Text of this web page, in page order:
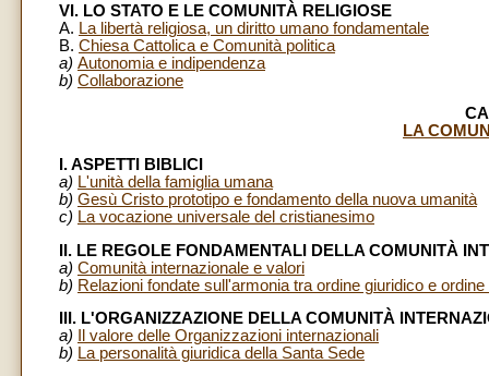
VI. LO STATO E LE COMUNITÀ RELIGIOSE
A. La libertà religiosa, un diritto umano fondamentale
B. Chiesa Cattolica e Comunità politica
a) Autonomia e indipendenza
b) Collaborazione
LA
I. ASPETTI BIBLICI
a) L'unità della famiglia umana
b) Gesù Cristo prototipo e fondamento della nuova umanità
c) La vocazione universale del cristianesimo
II. LE REGOLE FONDAMENTALI DELLA COMUNITÀ
a) Comunità internazionale e valori
b) Relazioni fondate sull'armonia tra ordine giuridico e
III. L'ORGANIZZAZIONE DELLA COMUNITÀ
a)
Il valore delle Organizzazioni internazionali
b) La personalità giuridica della Santa Sede